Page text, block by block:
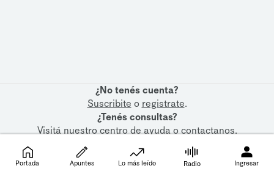
¿No tenés cuenta?
Suscribite o registrate.
¿Tenés consultas?
Visitá nuestrocentro de ayudaocontactanos.
Portada Apuntes Lo más leído Radio Ingresar